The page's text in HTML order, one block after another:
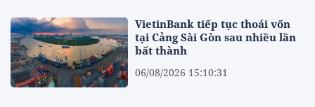
VietinBank tiếp tục thoái vốn
tại Cảng Sài Gòn sau nhiều lần
bất thành
06/08/2026 15:10:31